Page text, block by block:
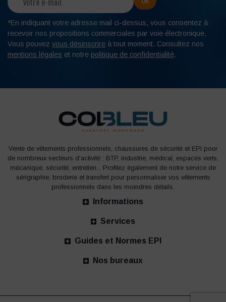
*En indiquant votre adresse mail ci-dessus, vous consentez à
recevoir nos propositions commerciales par voie électronique.
Vous pouvez vous désinscrire à tout moment. Consultez nos
mentions légales et notre politique de confidentialité.
Vente de vêtements professionnels, chaussures de sécurité et EPI pour
de nombreux secteurs d'activité : BTP, industrie, médical, espaces verts,
mécanique, sécurité, entretien... Profitez également de notre service de
sérigraphie, broderie et transfert pour personnaliser vos vêtements
professionnels dans les moindres détails.
Informations
Services
Guides et Normes EPI
Nos bureaux